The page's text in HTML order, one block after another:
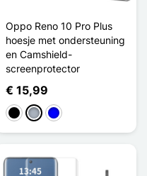
Oppo Reno 10 Pro Plus
hoesje met ondersteuning
en Camshield-
screenprotector
€ 15,99
ZwartGrijsBlauw